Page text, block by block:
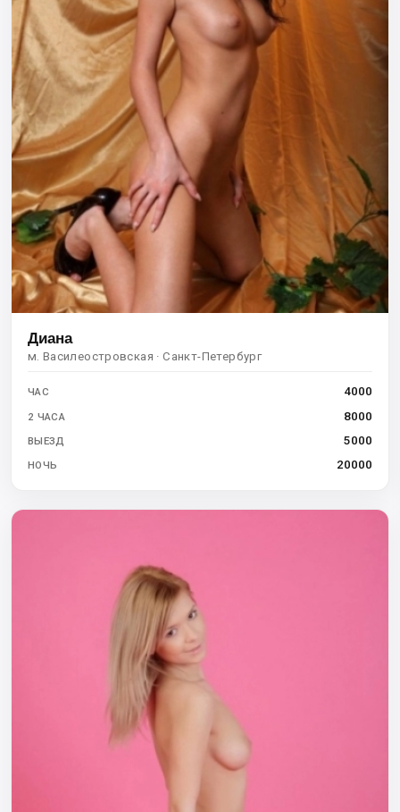
Диана
м. Василеостровская · Санкт-Петербург
ЧАС 4000
2 ЧАСА 8000
ВЫЕЗД 5000
НОЧЬ 20000